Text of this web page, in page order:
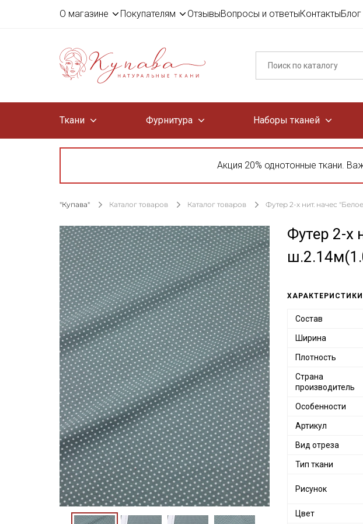
О магазине Покупателям ОтзывыВопросы и ответыКонтактыБлог
Ткани Фурнитура Наборы тканей
Акция 20% однотонные ткани.
"Купава" Каталог товаров Каталог товаров Футер 2-х нит. начес
Футер 2-х
ХАРАКТЕРИСТИКИ
Состав
Ширина
Плотность
Страна
производитель
Особенности
Артикул
Вид отреза
Тип ткани
Рисунок
Цвет